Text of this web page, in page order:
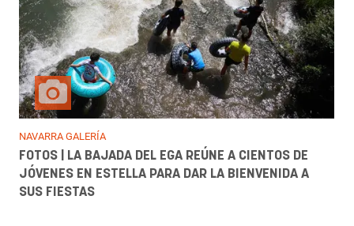
NAVARRA GALERÍA
FOTOS | LA BAJADA DEL EGA REÚNE A CIENTOS DE
JÓVENES EN ESTELLA PARA DAR LA BIENVENIDA A
SUS FIESTAS